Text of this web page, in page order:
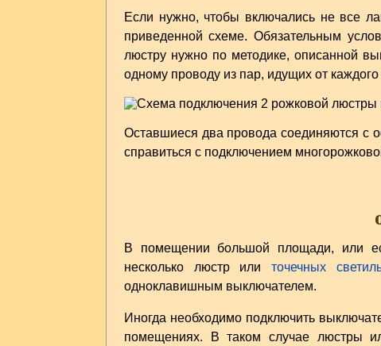
Если нужно, чтобы включались не все
приведенной схеме. Обязательным
люстру нужно по методике, описанной
одному проводу из пар, идущих от
Оставшиеся два провода соединяются с
справиться с подключением
В помещении большой площади, или
несколько люстр илиточечных
одноклавишным выключателем.
Иногда необходимо подключить
помещениях. В таком случае люстры